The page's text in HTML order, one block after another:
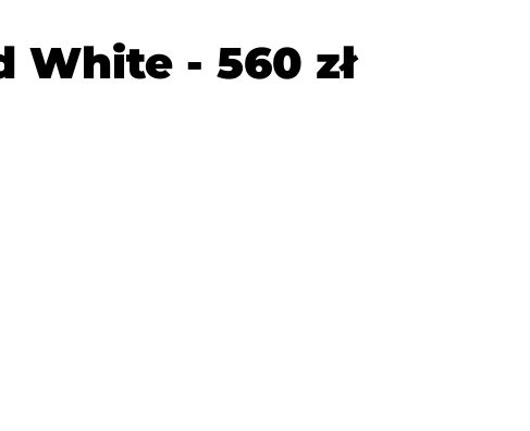
- 560 zł